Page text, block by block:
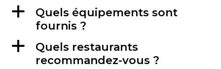
a
Quels équipements sont
fournis ?
a
Quels restaurants
recommandez-vous ?